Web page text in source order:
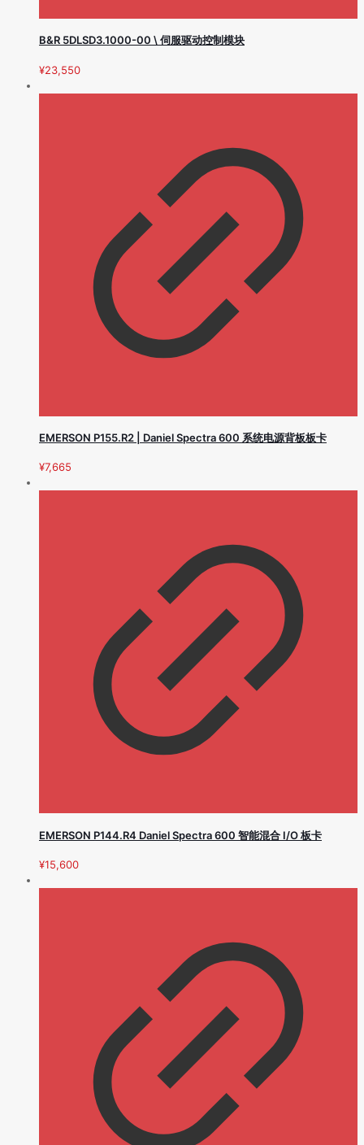
B&R 5DLSD3.1000-00 \ 伺服驱动控制模块
¥23,550
EMERSON P155.R2 | Daniel Spectra 600 系统电源背板板卡
¥7,665
EMERSON P144.R4 Daniel Spectra 600 智能混合 I/O 板卡
¥15,600